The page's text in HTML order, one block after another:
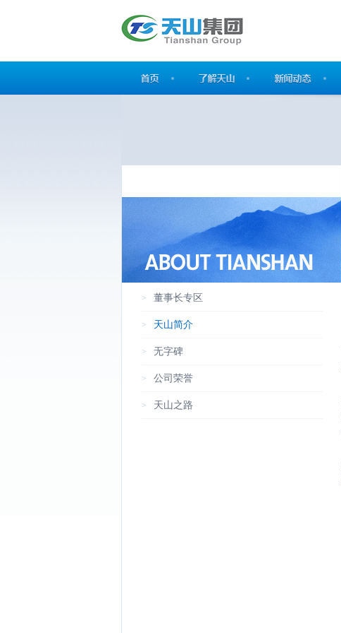
> 董事长专区
> 天山简介
> 无字碑
> 公司荣誉
> 天山之路